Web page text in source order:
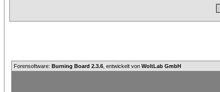
Forensoftware: Burning Board 2.3.6 , entwickelt von WoltLab GmbH